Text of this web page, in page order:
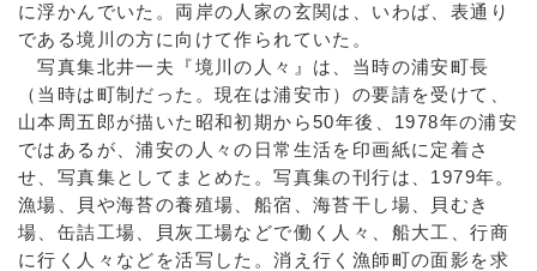
に浮かんでいた。両岸の人家の玄関は、いわば、表通り
である境川の方に向けて作られていた。
写真集北井一夫『境川の人々』は、当時の浦安町長
（当時は町制だった。現在は浦安市）の要請を受けて、
山本周五郎が描いた昭和初期から50年後、1978年の浦安
ではあるが、浦安の人々の日常生活を印画紙に定着さ
せ、写真集としてまとめた。写真集の刊行は、1979年。
漁場、貝や海苔の養殖場、船宿、海苔干し場、貝むき
場、缶詰工場、貝灰工場などで働く人々、船大工、行商
に行く人々などを活写した。消え行く漁師町の面影を求